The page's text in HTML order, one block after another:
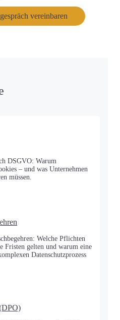
vereinbaren
DSGVO: Warum
– und was Unternehmen
müssen.
Welche Pflichten
Fristen gelten und warum eine
Datenschutzprozess